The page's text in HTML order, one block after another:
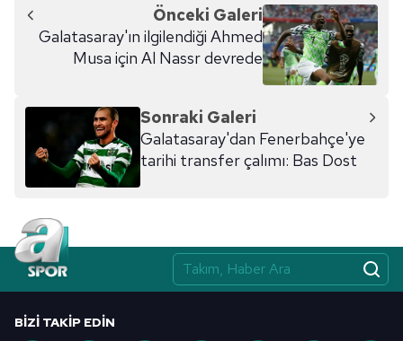
Önceki Galeri
Galatasaray'ın ilgilendiği Ahmed
Musa için Al Nassr devrede
Sonraki Galeri
Galatasaray'dan Fenerbahçe'ye
tarihi transfer çalımı: Bas Dost
BIZI TAKIP EDIN